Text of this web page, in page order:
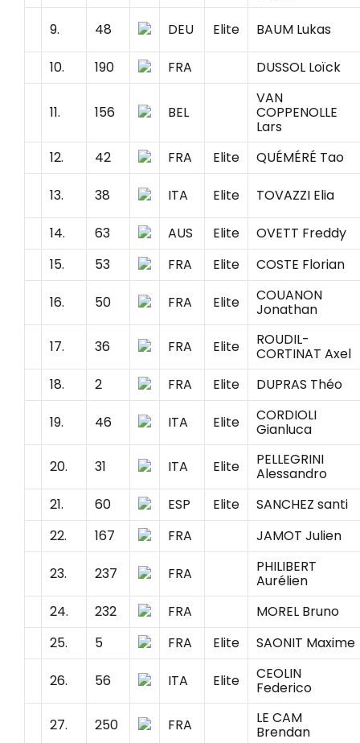
9.
48 DEU Elite BAUM Lukas
10. 190 FRA DUSSOL Loïck
11. 156 BEL
VAN
COPPENOLLE
Lars
12.
42 FRA Elite QUÉMÉRÉ Tao
13. 38 ITA Elite TOVAZZI Elia
14. 63 AUS Elite
OVETT Freddy
15.
53 FRA Elite COSTE Florian
16. 50 FRA Elite COUANON
Jonathan
17.
36 FRA Elite ROUDIL-
CORTINAT Axel
18.
2 FRA Elite DUPRAS Théo
19. 46 ITA Elite CORDIOLI
Gianluca
20.
31 ITA Elite PELLEGRINI
Alessandro
21.
60 ESP Elite
SANCHEZ santi
22.
167 FRA JAMOT Julien
23. 237 FRA PHILIBERT
Aurélien
24.
232 FRA
MOREL Bruno
25.
5 FRA Elite SAONIT Maxime
26. 56 ITA Elite CEOLIN
Federico
27.
250 FRA LE CAM
Brendan